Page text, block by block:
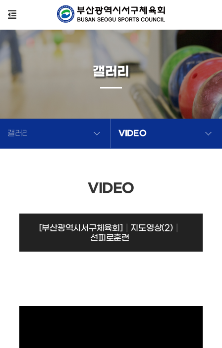
갤러리 VIDEO
갤러리
VIDEO
[부산광역시서구체육회]│지도영상(2)│
선피로훈련